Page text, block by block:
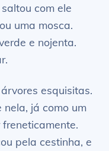
com ele
uma mosca.
e nojenta.
esquisitas.
nela, já como um
pela cestinha, e